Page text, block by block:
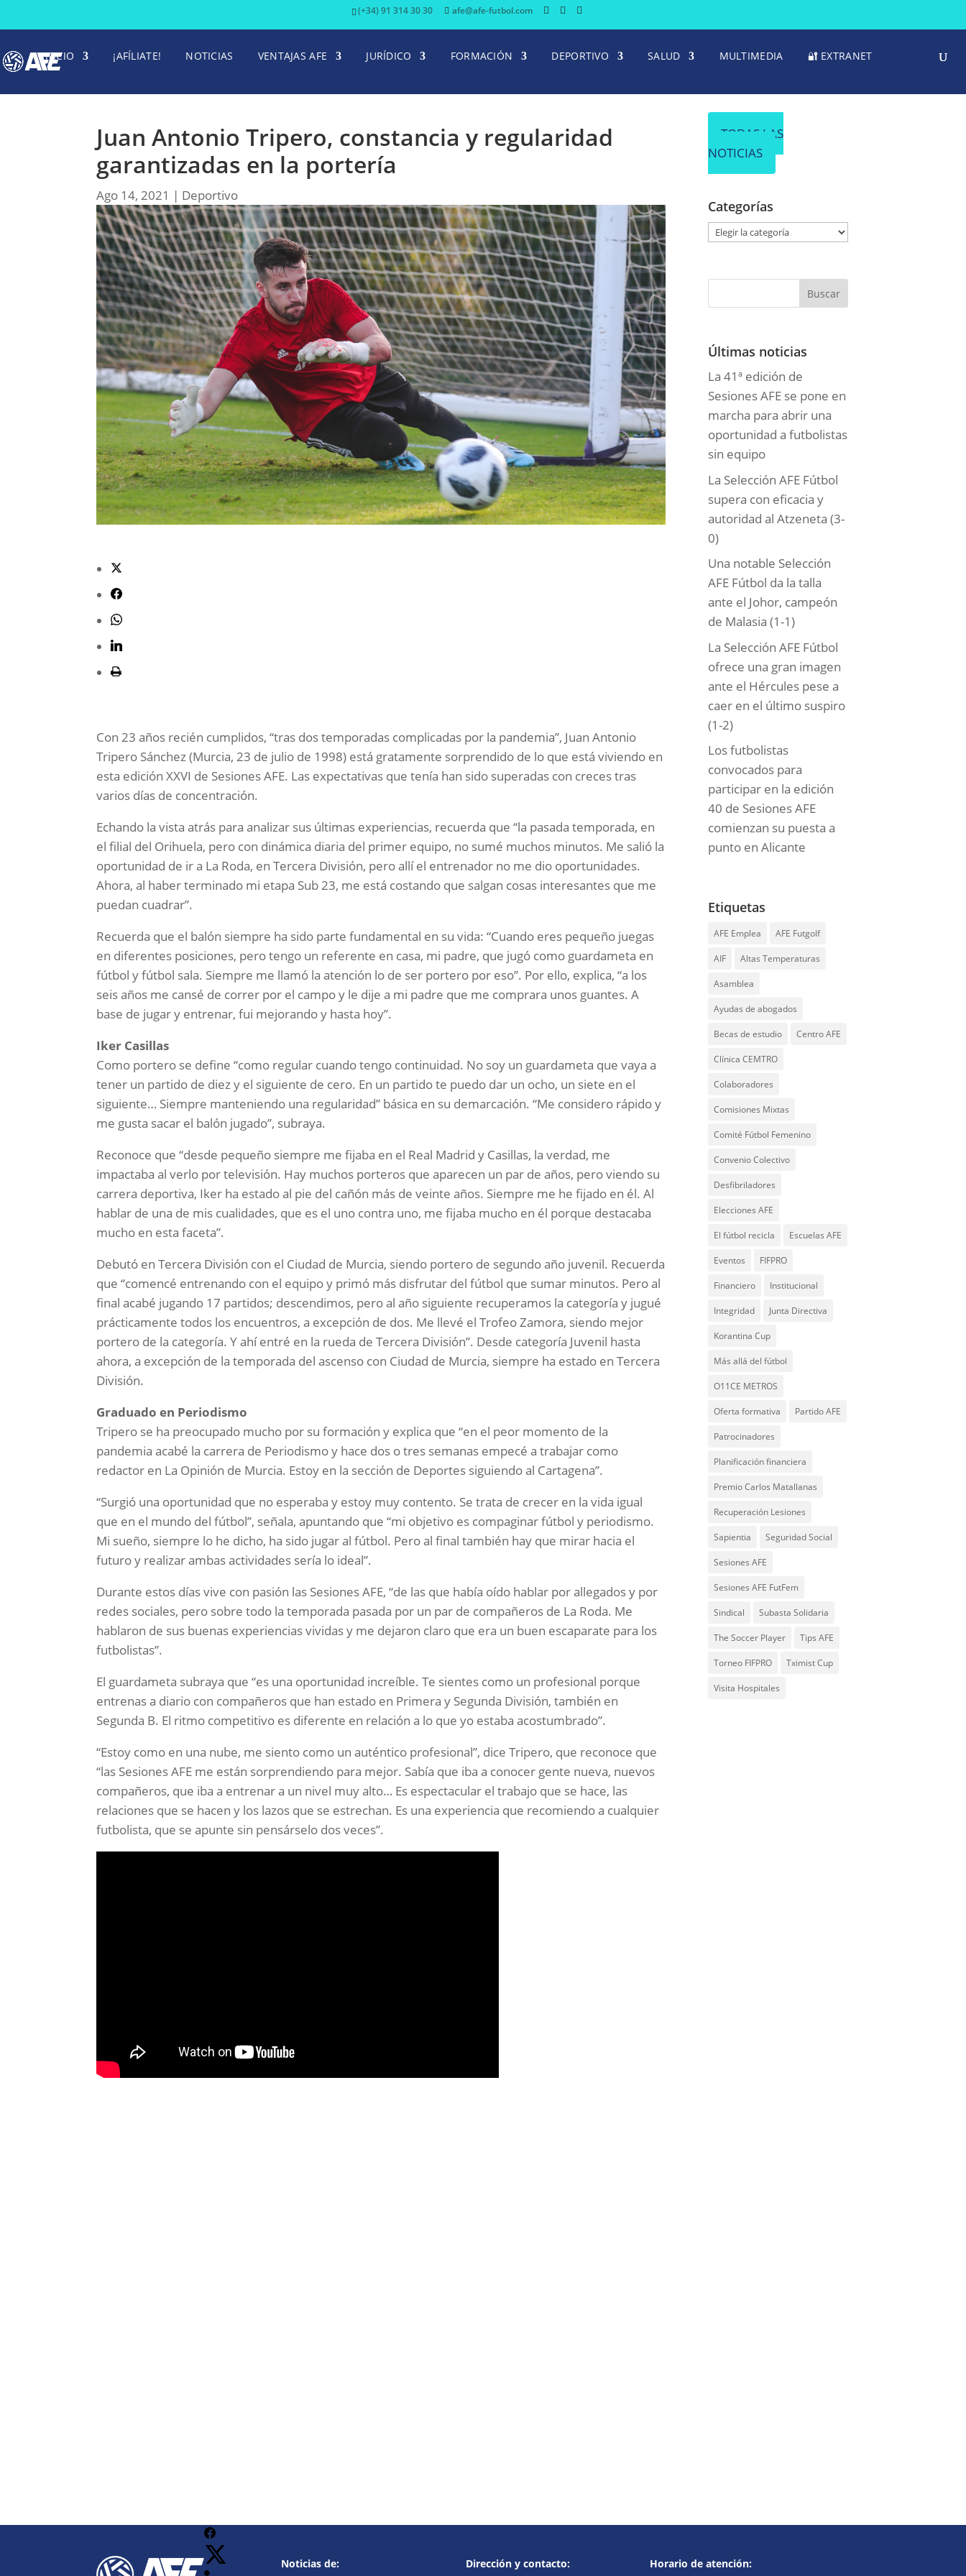
(+34) 91 314 30 30 afe@afe-futbol.com
INICIO ¡AFÍLIATE! NOTICIAS VENTAJAS AFE JURÍDICO FORMACIÓN DEPORTIVO SALUD MULTIMEDIA 🔐 EXTRANET
Juan Antonio Tripero, constancia y regularidad
garantizadas en la portería
Ago 14, 2021 | Deportivo
Con 23 años recién cumplidos, “tras dos temporadas complicadas por la pandemia”, Juan Antonio
Tripero Sánchez (Murcia, 23 de julio de 1998) está gratamente sorprendido de lo que está viviendo en
esta edición XXVI de Sesiones AFE. Las expectativas que tenía han sido superadas con creces tras
varios días de concentración.
Echando la vista atrás para analizar sus últimas experiencias, recuerda que “la pasada temporada, en
el filial del Orihuela, pero con dinámica diaria del primer equipo, no sumé muchos minutos. Me salió la
oportunidad de ir a La Roda, en Tercera División, pero allí el entrenador no me dio oportunidades.
Ahora, al haber terminado mi etapa Sub 23, me está costando que salgan cosas interesantes que me
puedan cuadrar”.
Recuerda que el balón siempre ha sido parte fundamental en su vida: “Cuando eres pequeño juegas
en diferentes posiciones, pero tengo un referente en casa, mi padre, que jugó como guardameta en
fútbol y fútbol sala. Siempre me llamó la atención lo de ser portero por eso”. Por ello, explica, “a los
seis años me cansé de correr por el campo y le dije a mi padre que me comprara unos guantes. A
base de jugar y entrenar, fui mejorando y hasta hoy”.
Iker Casillas
Como portero se define “como regular cuando tengo continuidad. No soy un guardameta que vaya a
tener un partido de diez y el siguiente de cero. En un partido te puedo dar un ocho, un siete en el
siguiente… Siempre manteniendo una regularidad” básica en su demarcación. “Me considero rápido y
me gusta sacar el balón jugado”, subraya.
Reconoce que “desde pequeño siempre me fijaba en el Real Madrid y Casillas, la verdad, me
impactaba al verlo por televisión. Hay muchos porteros que aparecen un par de años, pero viendo su
carrera deportiva, Iker ha estado al pie del cañón más de veinte años. Siempre me he fijado en él. Al
hablar de una de mis cualidades, que es el uno contra uno, me fijaba mucho en él porque destacaba
mucho en esta faceta”.
Debutó en Tercera División con el Ciudad de Murcia, siendo portero de segundo año juvenil. Recuerda
que “comencé entrenando con el equipo y primó más disfrutar del fútbol que sumar minutos. Pero al
final acabé jugando 17 partidos; descendimos, pero al año siguiente recuperamos la categoría y jugué
prácticamente todos los encuentros, a excepción de dos. Me llevé el Trofeo Zamora, siendo mejor
portero de la categoría. Y ahí entré en la rueda de Tercera División”. Desde categoría Juvenil hasta
ahora, a excepción de la temporada del ascenso con Ciudad de Murcia, siempre ha estado en Tercera
División.
Graduado en Periodismo
Tripero se ha preocupado mucho por su formación y explica que “en el peor momento de la
pandemia acabé la carrera de Periodismo y hace dos o tres semanas empecé a trabajar como
redactor en La Opinión de Murcia. Estoy en la sección de Deportes siguiendo al Cartagena”.
“Surgió una oportunidad que no esperaba y estoy muy contento. Se trata de crecer en la vida igual
que en el mundo del fútbol”, señala, apuntando que “mi objetivo es compaginar fútbol y periodismo.
Mi sueño, siempre lo he dicho, ha sido jugar al fútbol. Pero al final también hay que mirar hacia el
futuro y realizar ambas actividades sería lo ideal”.
Durante estos días vive con pasión las Sesiones AFE, “de las que había oído hablar por allegados y por
redes sociales, pero sobre todo la temporada pasada por un par de compañeros de La Roda. Me
hablaron de sus buenas experiencias vividas y me dejaron claro que era un buen escaparate para los
futbolistas”.
El guardameta subraya que “es una oportunidad increíble. Te sientes como un profesional porque
entrenas a diario con compañeros que han estado en Primera y Segunda División, también en
Segunda B. El ritmo competitivo es diferente en relación a lo que yo estaba acostumbrado”.
“Estoy como en una nube, me siento como un auténtico profesional”, dice Tripero, que reconoce que
“las Sesiones AFE me están sorprendiendo para mejor. Sabía que iba a conocer gente nueva, nuevos
compañeros, que iba a entrenar a un nivel muy alto… Es espectacular el trabajo que se hace, las
relaciones que se hacen y los lazos que se estrechan. Es una experiencia que recomiendo a cualquier
futbolista, que se apunte sin pensárselo dos veces”.
TODAS LAS
NOTICIAS
Categorías
g
r
a
s
Últimas noticias
La 41ª edición de
Sesiones AFE se pone en
marcha para abrir una
oportunidad a futbolistas
sin equipo
La Selección AFE Fútbol
supera con eficacia y
autoridad al Atzeneta (3-
0)
Una notable Selección
AFE Fútbol da la talla
ante el Johor, campeón
de Malasia (1-1)
La Selección AFE Fútbol
ofrece una gran imagen
ante el Hércules pese a
caer en el último suspiro
(1-2)
Los futbolistas
convocados para
participar en la edición
40 de Sesiones AFE
comienzan su puesta a
punto en Alicante
Etiquetas
AFE Emplea AFE Futgolf
AIF Altas Temperaturas
Asamblea
Ayudas de abogados
Becas de estudio Centro AFE
Clínica CEMTRO
Colaboradores
Comisiones Mixtas
Comité Fútbol Femenino
Convenio Colectivo
Desfibriladores
Elecciones AFE
El fútbol recicla Escuelas AFE
Eventos FIFPRO
Financiero Institucional
Integridad Junta Directiva
Korantina Cup
Más allá del fútbol
O11CE METROS
Oferta formativa Partido AFE
Patrocinadores
Planificación financiera
Premio Carlos Matallanas
Recuperación Lesiones
Sapientia Seguridad Social
Sesiones AFE
Sesiones AFE FutFem
Sindical Subasta Solidaria
The Soccer Player Tips AFE
Torneo FIFPRO Tximist Cup
Visita Hospitales
Noticias de: Dirección y contacto: Horario de atención: